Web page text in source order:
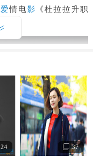
爱情电影 《杜拉拉升职
24 37